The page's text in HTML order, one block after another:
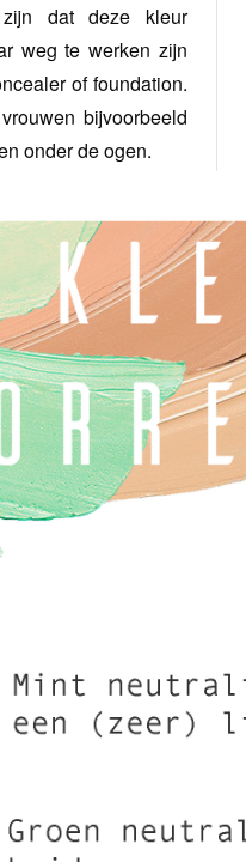
dat deze kleur
weg te werken zijn
of foundation.
bijvoorbeeld
onder de ogen.